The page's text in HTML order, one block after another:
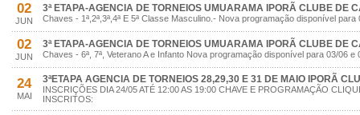
02
JUN
3ª ETAPA-AGENCIA DE TORNEIOS UMUARAMA IPORÃ CLUBE DE
Chaves - 1ª,2ª,3ª,4ª E 5ª Classe Masculino.- Nova programação disponível para
02
JUN
3ª ETAPA-AGENCIA DE TORNEIOS UMUARAMA IPORÃ CLUBE DE
Chaves - 6ª, 7ª, Veterano A e Infanto Nova programação disponível para 03/06 e
24
MAI
3ªETAPA AGENCIA DE TORNEIOS 28,29,30 E 31 DE MAIO IPORÃ
INSCRIÇÕES DIA 24/05 ATÉ 12:00 AS 19:00 CHAVE E PROGRAMAÇÃO
INSCRITOS: